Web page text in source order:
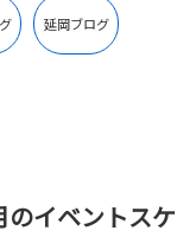
延岡ブログ
のイベントスケ